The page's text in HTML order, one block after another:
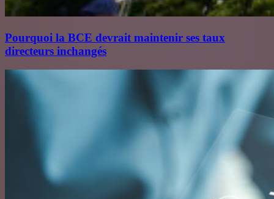
Pourquoi la BCE devrait maintenir ses taux
directeurs inchangés